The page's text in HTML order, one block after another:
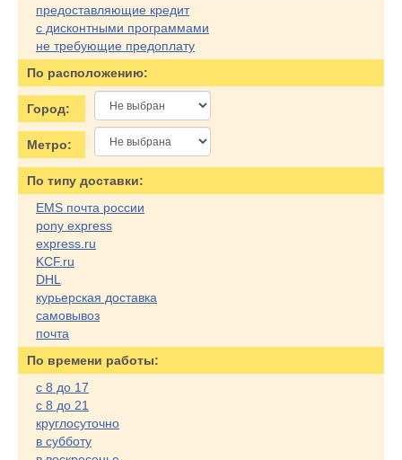
предоставляющие кредит
с дисконтными программами
не требующие предоплату
По расположению:
Город:
Метро:
По типу доставки:
EMS почта россии
pony express
express.ru
KCF.ru
DHL
курьерская доставка
самовывоз
почта
По времени работы:
с 8 до 17
с 8 до 21
круглосуточно
в субботу